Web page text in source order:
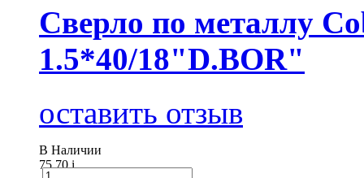
Сверло по металлу
1.5*40/18"D.BOR"
оставить отзыв
В Наличии
75.70i